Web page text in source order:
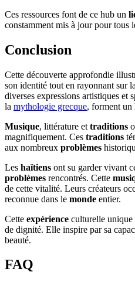
Ces ressources font de ce hub un
constamment mis à jour pour tous
Conclusion
Cette découverte approfondie
son identité tout en rayonnant sur
diverses expressions artistiques et
la mythologie grecque, forment un
Musique, littérature et traditions
magnifiquement. Ces traditions
aux nombreux problèmes
Les haïtiens ont su garder vivant
problèmes rencontrés. Cette
de cette vitalité. Leurs créateurs
reconnue dans le monde entier.
Cette expérience culturelle unique
de dignité. Elle inspire par sa
beauté.
FAQ